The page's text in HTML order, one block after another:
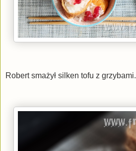
Robert smażył silken tofu z grzybami.